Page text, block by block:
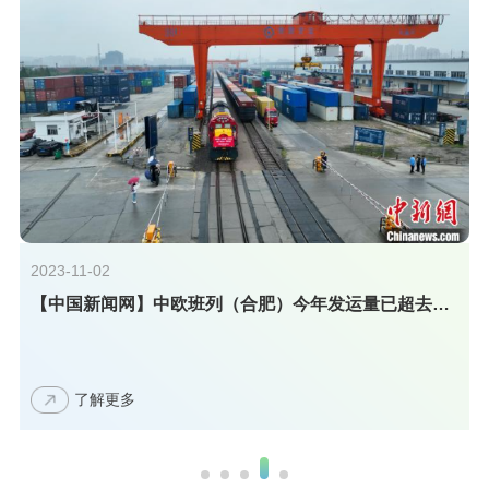
2023-11-02
【中国新闻网】中欧班列（合肥）今年发运量已超去年全年
了解更多